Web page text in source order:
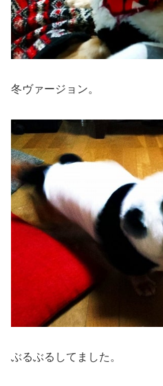
冬ヴァージョン。
ぶるぶるしてました。